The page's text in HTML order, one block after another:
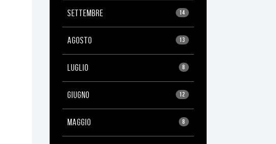
14
SETTEMBRE
13
AGOSTO
8
LUGLIO
12
GIUGNO
8
MAGGIO